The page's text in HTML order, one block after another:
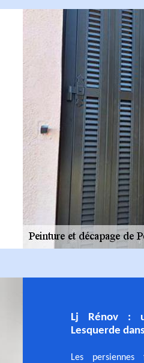
Lj Rénov :
Lesquerde
Les persiennes